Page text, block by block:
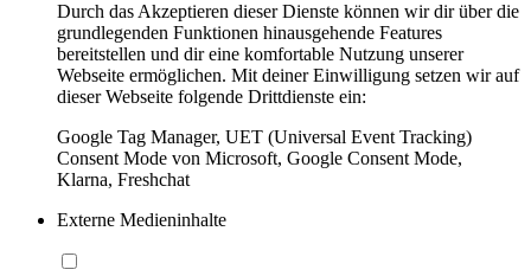
Durch das Akzeptieren dieser Dienste können wir dir über die
grundlegenden Funktionen hinausgehende Features
bereitstellen und dir eine komfortable Nutzung unserer
Webseite ermöglichen. Mit deiner Einwilligung setzen wir auf
dieser Webseite folgende Drittdienste ein:
Google Tag Manager, UET (Universal Event Tracking)
Consent Mode von Microsoft, Google Consent Mode,
Klarna, Freshchat
Externe Medieninhalte